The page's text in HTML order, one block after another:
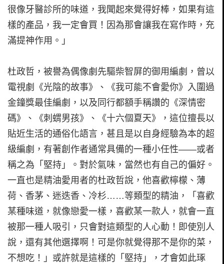
很像牙醫診所的味道，我聞起來覺得好棒，如果有這
樣的產品，我一定會買！因為那會讓我在寫作時，充
滿提神作用。」
杜政哲，被譽為偶像劇先驅柴智屏的御用編劇，曾以
電視劇《光陰的故事》、《我可能不會愛你》入圍過
金鐘獎最佳編劇，以及同行都額手稱讚的《深情密
碼》、《刺蝟男孩》、《十六個夏天》，這位擅長以
貼近生活的通俗化語言，甚且是以自身經驗為本的超
級編劇，有著創作者通常具備的一種小任性——或者
稱之為「堅持」。對於氣味，當然也有自己的偏好。
一直也是精油愛用者的杜政哲說，他喜歡檸檬、薄
荷、香茅、迷迭香、冷杉……等類型的精油，「喜歡
某種味道，就像戀愛一樣，喜歡某一款人，就會一直
被那一種人吸引，只會對這類型的人心動！即使別人
說，還有其他選擇啊！可是你就覺得那不是你的菜，
不想吃！」或許就是這樣的「堅持」，才會如此琢